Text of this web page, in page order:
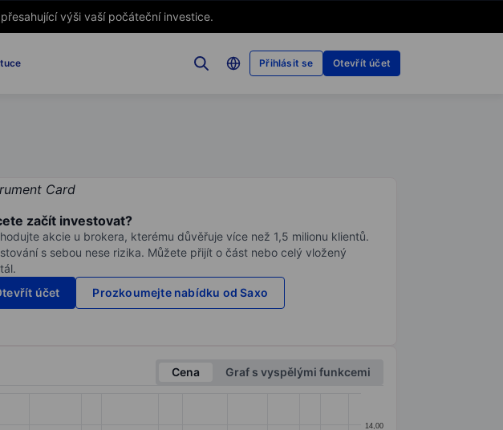
výši vaší počáteční investice.
Přihlásit se Otevřít účet
začít investovat?
akcie u brokera, kterému důvěřuje více než 1,5 milionu klientů.
s sebou nese rizika. Můžete přijít o část nebo celý vložený
účet
Prozkoumejte nabídku od Saxo
Cena
Graf s vyspělými funkcemi
14,00